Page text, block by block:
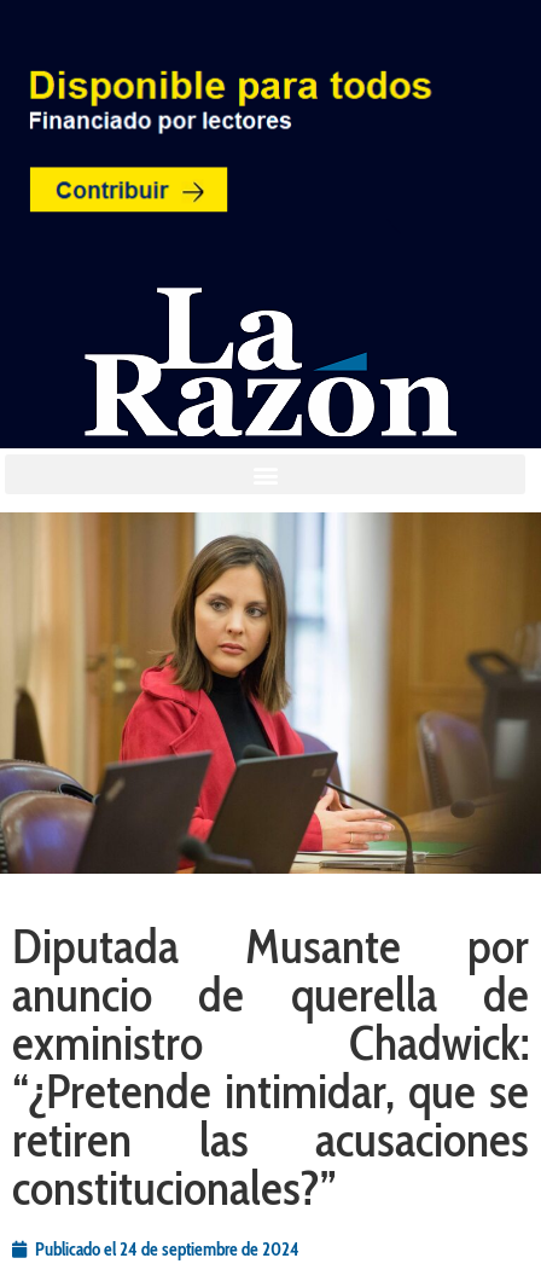
Diputada Musante por
anuncio de querella de
exministro Chadwick:
“¿Pretende intimidar, que se
retiren las acusaciones
constitucionales?”
Publicado el24 de septiembre de 2024